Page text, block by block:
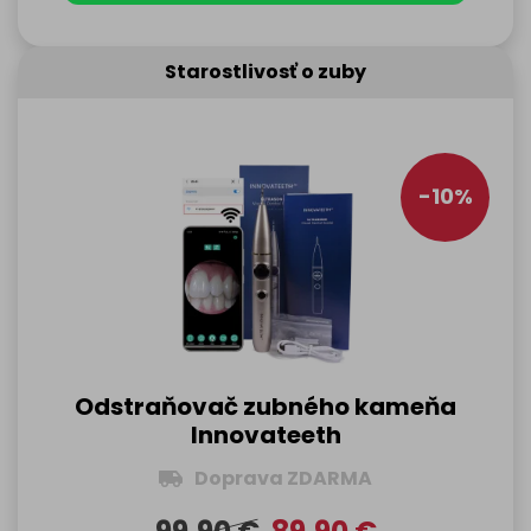
Starostlivosť o zuby
-10%
Odstraňovač zubného kameňa
Innovateeth
Doprava ZDARMA